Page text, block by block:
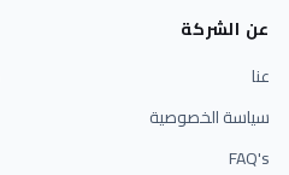
عن الشركة
عنا
سياسة الخصوصية
FAQ's